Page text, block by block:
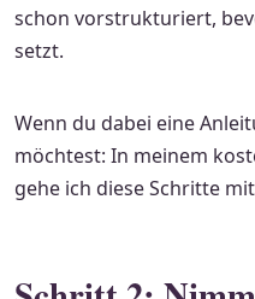
schon vorstrukturiert,
setzt.
Wenn du dabei eine
möchtest: In meinem
gehe ich diese Schritte